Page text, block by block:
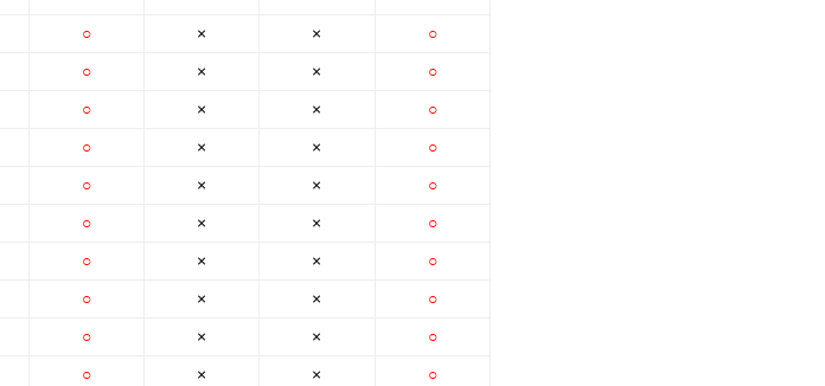
個人情報保護の取扱い サイトマップ
○
○
○
○
○
○
○
○
○
○
×
×
×
×
×
×
×
×
×
×
×
×
×
×
×
×
×
×
×
×
○
○
○
○
○
○
○
○
○
○